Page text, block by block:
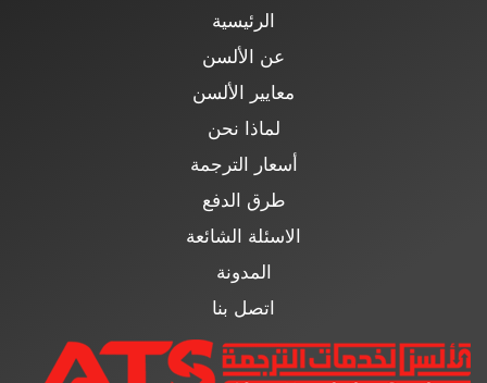
الرئيسية
عن الألسن
معايير الألسن
لماذا نحن
أسعار الترجمة
طرق الدفع
الاسئلة الشائعة
المدونة
اتصل بنا